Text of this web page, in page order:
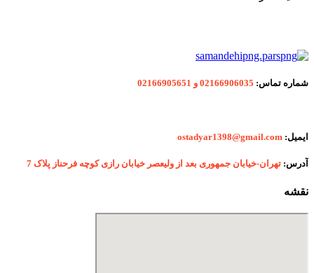
شماره تماس: 02166906035 و 02166905651
ایمیل: ostadyar1398@gmail.com
آدرس: تهران-خیابان جمهوری بعد از ولیعصر خیابان رازی کوچه فرحناز پلاک 7
نقشه